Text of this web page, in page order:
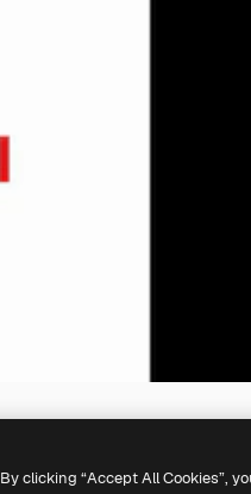
By clicking “Accept All Cookies”,